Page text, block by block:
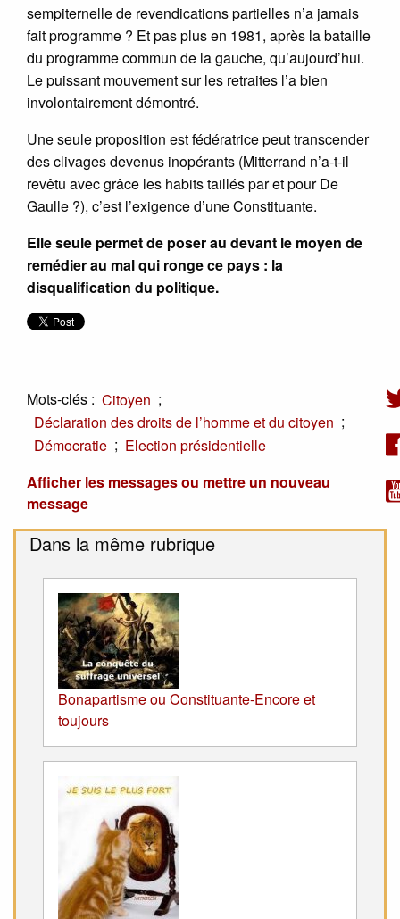
sempiternelle de revendications partielles n’a jamais
fait programme ? Et pas plus en 1981, après la bataille
du programme commun de la gauche, qu’aujourd’hui.
Le puissant mouvement sur les retraites l’a bien
involontairement démontré.
Une seule proposition est fédératrice peut transcender
des clivages devenus inopérants (Mitterrand n’a-t-il
revêtu avec grâce les habits taillés par et pour De
Gaulle ?), c’est l’exigence d’une Constituante.
Elle seule permet de poser au devant le moyen de
remédier au mal qui ronge ce pays : la
disqualification du politique.
Mots-clés : Citoyen ;
Déclaration des droits de l’homme et du citoyen ;
Démocratie ; Election présidentielle
Afficher les messages ou mettre un nouveau
message
Dans la même rubrique
Bonapartisme ou Constituante-Encore et
toujours